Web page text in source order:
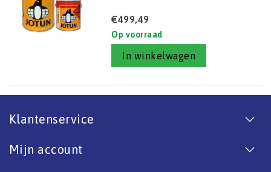
€499,49
Op voorraad
In winkelwagen
Klantenservice
Mijn account